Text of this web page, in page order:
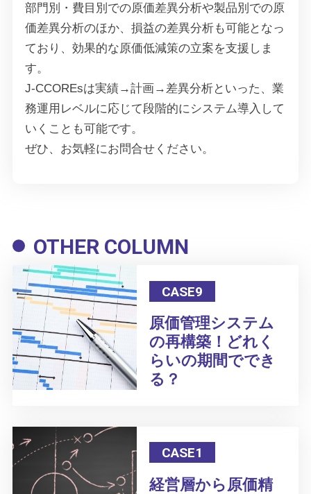
部門別・費目別での原価差異分析や製品別での原
価差異分析のほか、損益の差異分析も可能となっ
ており、効果的な原価低減策の立案を支援しま
す。
J-CCOREsは実績→計画→差異分析といった、業
務運用レベルに応じて段階的にシステム導入して
いくことも可能です。
ぜひ、お気軽にお問合せください。
OTHER COLUMN
CASE9
原価管理システム
の再構築！どれく
らいの期間ででき
る？
CASE1
経営層から原価精